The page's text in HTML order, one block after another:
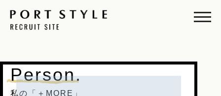
Person.
私の「＋MORE」